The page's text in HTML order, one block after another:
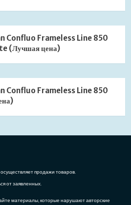
Confluo Frameless Line 850
(Лучшая цена)
Confluo Frameless Line 850
продажи товаров.
от заявленных.
материалы, которые нарушают авторские